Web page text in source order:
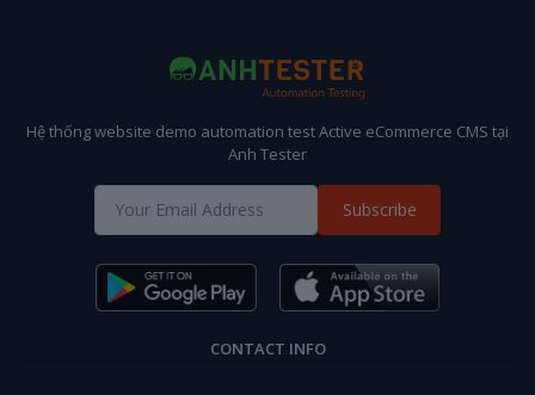
Hệ thống website demo automation test Active eCommerce CMS tại
Anh Tester
Subscribe
CONTACT INFO